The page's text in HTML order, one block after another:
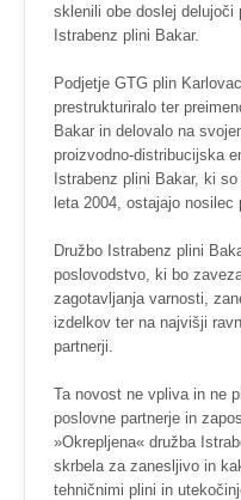
sklenili obe doslej delujoči
Istrabenz plini Bakar.
Podjetje GTG plin
prestrukturiralo ter
Bakar in delovalo na
proizvodno-distribucijska
Istrabenz plini Bakar, ki
leta 2004, ostajajo nosilec
Družbo Istrabenz plini
poslovodstvo, ki bo
zagotavljanja varnosti,
izdelkov ter na najvišji
partnerji.
Ta novost ne vpliva in ne
poslovne partnerje in
»Okrepljena« družba
skrbela za zanesljivo in
tehničnimi plini in